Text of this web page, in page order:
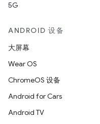
5G
ANDROID 设备
大屏幕
Wear OS
ChromeOS 设备
Android for Cars
Android TV